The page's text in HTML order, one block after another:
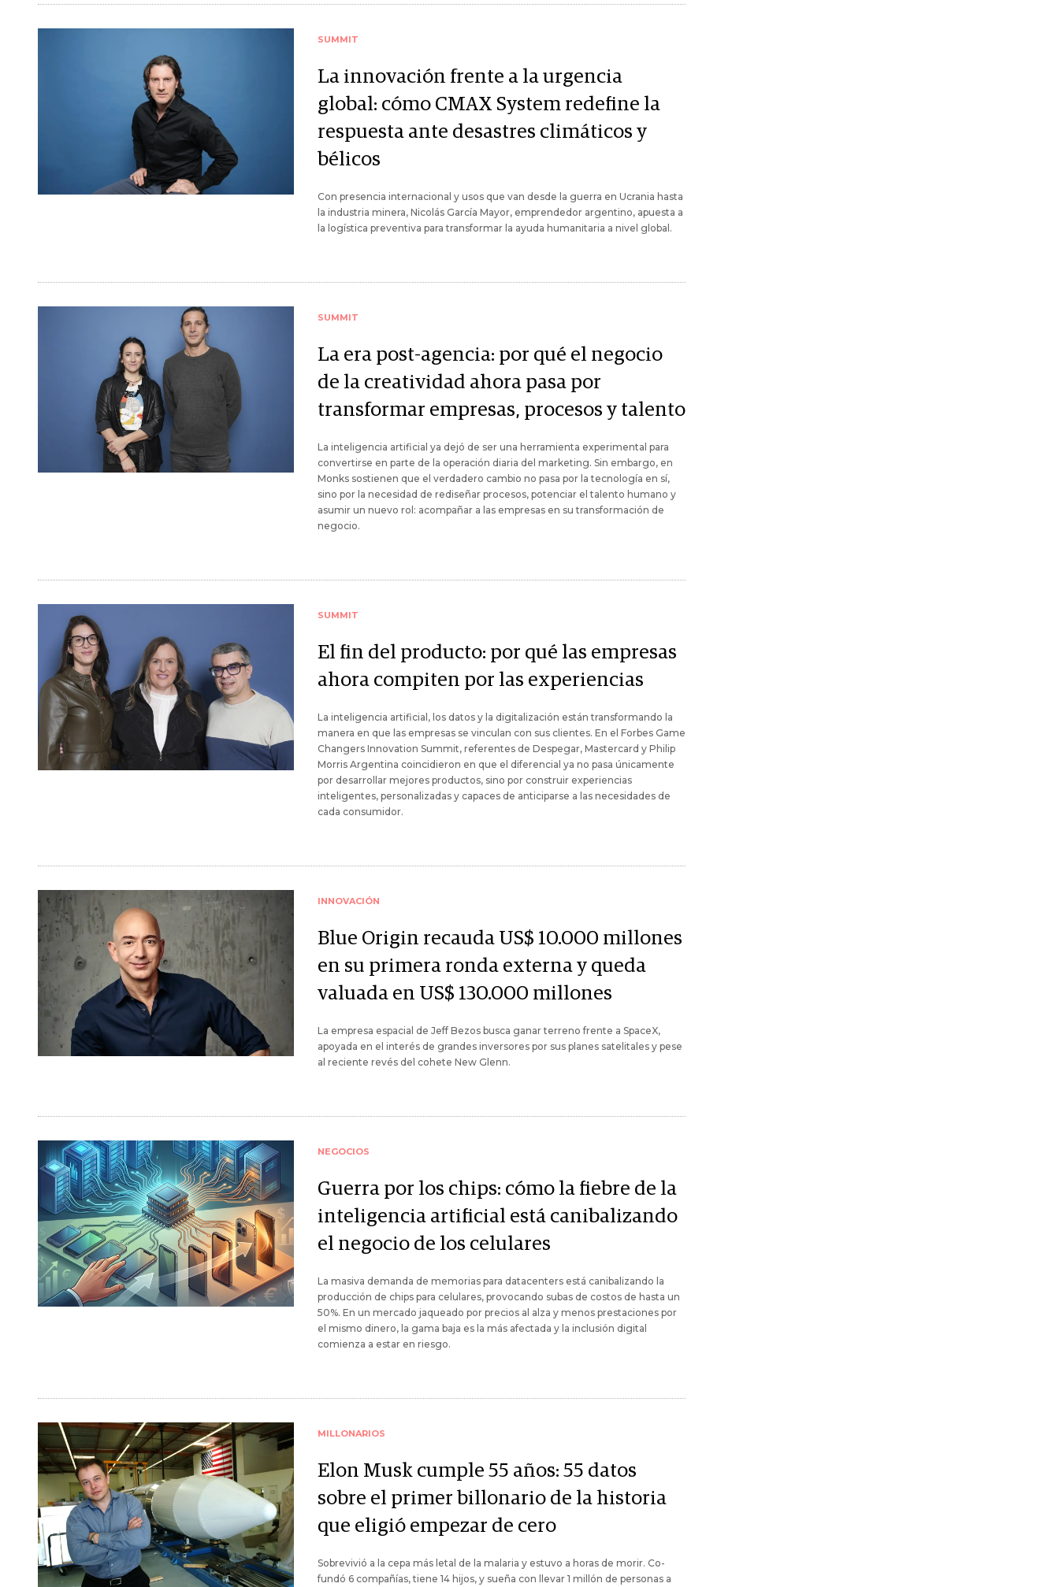
SUMMIT
La innovación frente a la urgencia
global: cómo CMAX System redefine la
respuesta ante desastres climáticos y
bélicos
Con presencia internacional y usos que van desde la guerra en Ucrania hasta
la industria minera, Nicolás García Mayor, emprendedor argentino, apuesta a
la logística preventiva para transformar la ayuda humanitaria a nivel global.
SUMMIT
La era post-agencia: por qué el negocio
de la creatividad ahora pasa por
transformar empresas, procesos y talento
La inteligencia artificial ya dejó de ser una herramienta experimental para
convertirse en parte de la operación diaria del marketing. Sin embargo, en
Monks sostienen que el verdadero cambio no pasa por la tecnología en sí,
sino por la necesidad de rediseñar procesos, potenciar el talento humano y
asumir un nuevo rol: acompañar a las empresas en su transformación de
negocio.
SUMMIT
El fin del producto: por qué las empresas
ahora compiten por las experiencias
La inteligencia artificial, los datos y la digitalización están transformando la
manera en que las empresas se vinculan con sus clientes. En el Forbes Game
Changers Innovation Summit, referentes de Despegar, Mastercard y Philip
Morris Argentina coincidieron en que el diferencial ya no pasa únicamente
por desarrollar mejores productos, sino por construir experiencias
inteligentes, personalizadas y capaces de anticiparse a las necesidades de
cada consumidor.
INNOVACIÓN
Blue Origin recauda US$ 10.000 millones
en su primera ronda externa y queda
valuada en US$ 130.000 millones
La empresa espacial de Jeff Bezos busca ganar terreno frente a SpaceX,
apoyada en el interés de grandes inversores por sus planes satelitales y pese
al reciente revés del cohete New Glenn.
NEGOCIOS
Guerra por los chips: cómo la fiebre de la
inteligencia artificial está canibalizando
el negocio de los celulares
La masiva demanda de memorias para datacenters está canibalizando la
producción de chips para celulares, provocando subas de costos de hasta un
50%. En un mercado jaqueado por precios al alza y menos prestaciones por
el mismo dinero, la gama baja es la más afectada y la inclusión digital
comienza a estar en riesgo.
MILLONARIOS
Elon Musk cumple 55 años: 55 datos
sobre el primer billonario de la historia
que eligió empezar de cero
Sobrevivió a la cepa más letal de la malaria y estuvo a horas de morir. Co-
fundó 6 compañías, tiene 14 hijos, y sueña con llevar 1 millón de personas a